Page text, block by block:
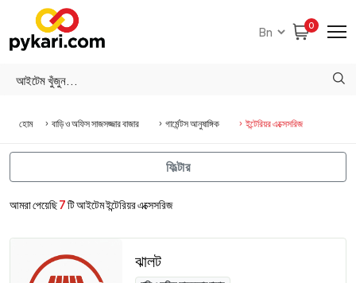
0
হোম বাড়ি ও অফিস সাজসজ্জার বাজার গার্মেন্টস আনুষাঙ্গিক ইন্টেরিয়র এক্সেসরিজ
আমরা পেয়েছি7টি আইটেম ইন্টেরিয়র এক্সেসরিজ
ঝালট
ফিল্টার